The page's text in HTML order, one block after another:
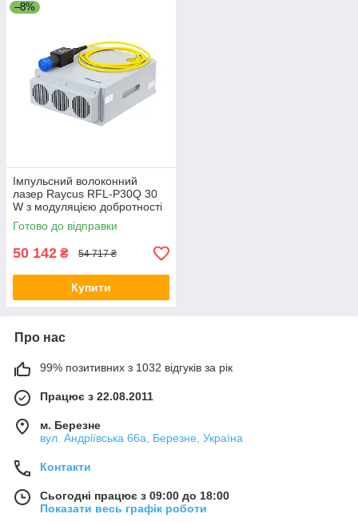
–8%
Імпульсний волоконний
лазер Raycus RFL-P30Q 30
W з модуляцією добротності
Готово до відправки
50 142 ₴ 54 717 ₴
Купити
Про нас
99% позитивних з 1032 відгуків за рік
Працює з 22.08.2011
м. Березне
вул. Андріївська 66а, Березне, Україна
Контакти
Сьогодні працює з 09:00 до 18:00
Показати весь графік роботи